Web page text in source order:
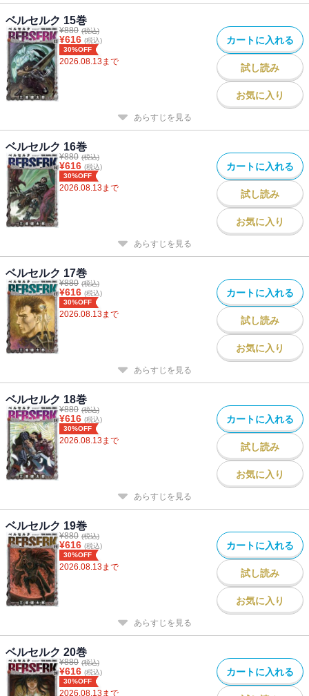
ベルセルク 15巻
¥880 (税込)
¥616 (税込)
30%OFF
2026.08.13まで
カートに入れる
試し読み
お気に入り
あらすじを見る
ベルセルク 16巻
¥880 (税込)
¥616 (税込)
30%OFF
2026.08.13まで
カートに入れる
試し読み
お気に入り
あらすじを見る
ベルセルク 17巻
¥880 (税込)
¥616 (税込)
30%OFF
2026.08.13まで
カートに入れる
試し読み
お気に入り
あらすじを見る
ベルセルク 18巻
¥880 (税込)
¥616 (税込)
30%OFF
2026.08.13まで
カートに入れる
試し読み
お気に入り
あらすじを見る
ベルセルク 19巻
¥880 (税込)
¥616 (税込)
30%OFF
2026.08.13まで
カートに入れる
試し読み
お気に入り
あらすじを見る
ベルセルク 20巻
¥880 (税込)
¥616 (税込)
30%OFF
2026.08.13まで
カートに入れる